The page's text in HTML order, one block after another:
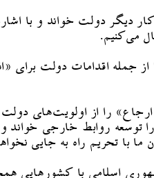
می‌کنیم.
کالابرگ به ۷ دهک جامعه را از
را از اولویت‌های
توسعه روابط خارجی
با تحریم راه به جایی
اسلامی با کشورهایی